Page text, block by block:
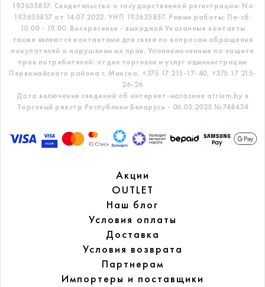
193635857. Свидетельство о государственной регистрации: No
193635857 от 14.07.2022. УНП 193635857. Режим работы: Пн-сб.
10.00 - 19.00. Воскресенье - выходной Указанные контакты
также являются контактами для связи по вопросам обращения
покупателей о нарушении их прав. Уполномоченные по защите
прав потребителей: отдел торговли и услуг администрации
Первомайского района г. Минска, +375 17 215-17-40, +375 17 215-
26-26
Дата включения сведений об интернет-магазине atrium.by в
Торговый реестр Республики Беларусь - 06.05.2025 №748434
Акции
OUTLET
Наш блог
Условия оплаты
Доставка
Условия возврата
Партнерам
Импортеры и поставщики